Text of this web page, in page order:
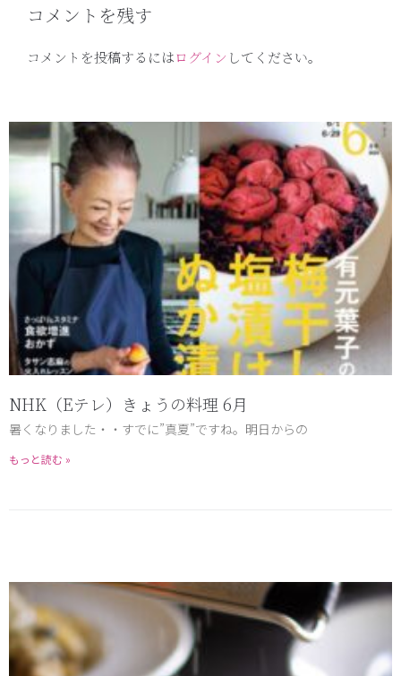
コメントを残す
コメントを投稿するにはログイン してください。
NHK（Eテレ）きょうの料理 6月
暑くなりました・・すでに”真夏”ですね。明日からの
もっと読む »